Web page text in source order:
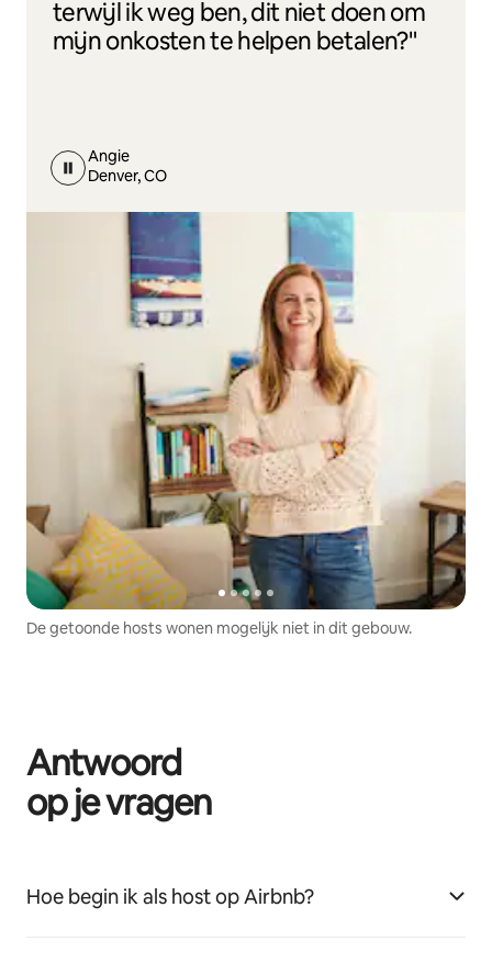
terwijl ik weg ben, dit niet doen om
mijn onkosten te helpen betalen?"
Angie
Denver, CO
De getoonde hosts wonen mogelijk niet in dit gebouw.
Antwoord
op je vragen
Hoe begin ik als host op Airbnb?